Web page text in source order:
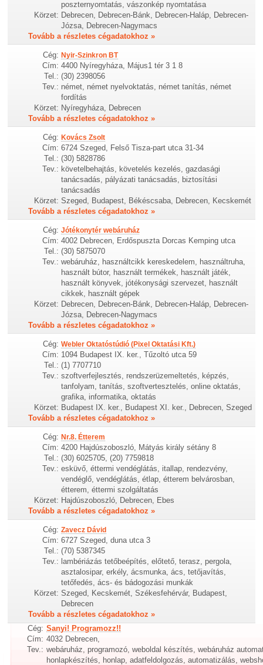
poszternyomtatás, vászonkép nyomtatása
Körzet: Debrecen, Debrecen-Bánk, Debrecen-Haláp, Debrecen-
Józsa, Debrecen-Nagymacs
Tovább a részletes cégadatokhoz »
Cég: Nyir-Szinkron BT
Cím: 4400 Nyíregyháza, Május1 tér 3 1 8
Tel.: (30) 2398056
Tev.: német, német nyelvoktatás, német tanítás, német
fordítás
Körzet: Nyíregyháza, Debrecen
Tovább a részletes cégadatokhoz »
Cég: Kovács Zsolt
Cím: 6724 Szeged, Felső Tisza-part utca 31-34
Tel.: (30) 5828786
Tev.: követelbehajtás, követelés kezelés, gazdasági
tanácsadás, pályázati tanácsadás, biztosítási
tanácsadás
Körzet: Szeged, Budapest, Békéscsaba, Debrecen, Kecskemét
Tovább a részletes cégadatokhoz »
Cég: Jótékonytér webáruház
Cím: 4002 Debrecen, Erdőspuszta Dorcas Kemping utca
Tel.: (30) 5875070
Tev.: webáruház, használtcikk kereskedelem, használtruha,
használt bútor, használt termékek, használt játék,
használt könyvek, jótékonysági szervezet, használt
cikkek, használt gépek
Körzet: Debrecen, Debrecen-Bánk, Debrecen-Haláp, Debrecen-
Józsa, Debrecen-Nagymacs
Tovább a részletes cégadatokhoz »
Cég: Webler Oktatóstúdió (Pixel Oktatási Kft.)
Cím: 1094 Budapest IX. ker., Tűzoltó utca 59
Tel.: (1) 7707710
Tev.: szoftverfejlesztés, rendszerüzemeltetés, képzés,
tanfolyam, tanítás, szoftvertesztelés, online oktatás,
grafika, informatika, oktatás
Körzet: Budapest IX. ker., Budapest XI. ker., Debrecen, Szeged
Tovább a részletes cégadatokhoz »
Cég: Nr.8. Étterem
Cím: 4200 Hajdúszoboszló, Mátyás király sétány 8
Tel.: (30) 6025705, (20) 7759818
Tev.: esküvő, éttermi vendéglátás, itallap, rendezvény,
vendéglő, vendéglátás, étlap, étterem belvárosban,
étterem, éttermi szolgáltatás
Körzet: Hajdúszoboszló, Debrecen, Ebes
Tovább a részletes cégadatokhoz »
Cég: Zavecz Dávid
Cím: 6727 Szeged, duna utca 3
Tel.: (70) 5387345
Tev.: lambériázás tetőbeépítés, előtető, terasz, pergola,
asztalosipar, erkély, ácsmunka, ács, tetőjavítás,
tetőfedés, ács- és bádogozási munkák
Körzet: Szeged, Kecskemét, Székesfehérvár, Budapest,
Debrecen
Tovább a részletes cégadatokhoz »
Cég: Sanyi! Programozz!!
Cím: 4032 Debrecen,
Tev.: webáruház, programozó, weboldal készítés, webáruház
honlapkészítés, honlap, adatfeldolgozás, automatizálás,